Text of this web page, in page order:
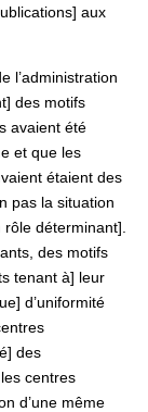
aux
l’administration
des motifs
avaient été
et que les
étaient des
pas la situation
déterminant].
des motifs
tenant à] leur
d’uniformité
des
centres
d’une même